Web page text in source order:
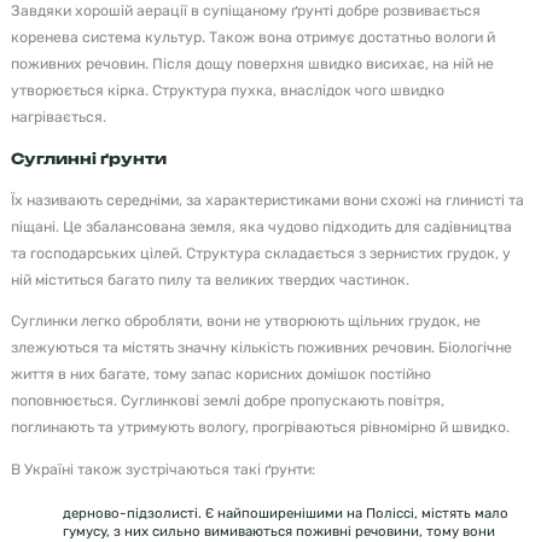
Завдяки хорошій аерації в супіщаному ґрунті добре розвивається
коренева система культур. Також вона отримує достатньо вологи й
поживних речовин. Після дощу поверхня швидко висихає, на ній не
утворюється кірка. Структура пухка, внаслідок чого швидко
нагрівається.
Суглинні ґрунти
Їх називають середніми, за характеристиками вони схожі на глинисті та
піщані. Це збалансована земля, яка чудово підходить для садівництва
та господарських цілей. Структура складається з зернистих грудок, у
ній міститься багато пилу та великих твердих частинок.
Суглинки легко обробляти, вони не утворюють щільних грудок, не
злежуються та містять значну кількість поживних речовин. Біологічне
життя в них багате, тому запас корисних домішок постійно
поповнюється. Суглинкові землі добре пропускають повітря,
поглинають та утримують вологу, прогріваються рівномірно й швидко.
В Україні також зустрічаються такі ґрунти:
дерново-підзолисті. Є найпоширенішими на Поліссі, містять мало
гумусу, з них сильно вимиваються поживні речовини, тому вони